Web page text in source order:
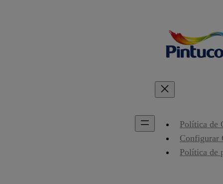
Política de
Configurar
Política de